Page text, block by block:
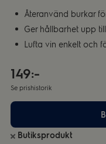
Återanvänd burkar
Ger hållbarhet upp
Lufta vin enkelt och
149:-
Se prishistorik
Butiksprodukt